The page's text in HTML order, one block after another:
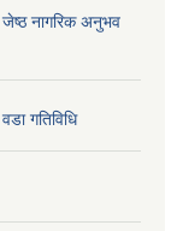
जेष्ठ नागरिक अनुभव
गतिविधि